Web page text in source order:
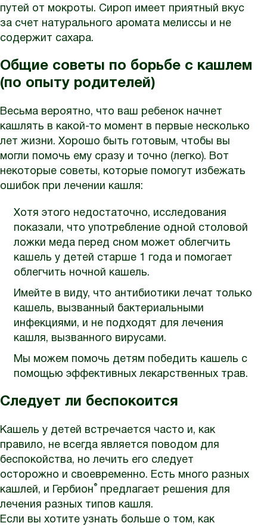
путей от мокроты. Сироп имеет приятный вкус
за счет натурального аромата мелиссы и не
содержит сахара.
Общие советы по борьбе с кашлем
(по опыту родителей)
Весьма вероятно, что ваш ребенок начнет
кашлять в какой-то момент в первые несколько
лет жизни. Хорошо быть готовым, чтобы вы
могли помочь ему сразу и точно (легко). Вот
некоторые советы, которые помогут избежать
ошибок при лечении кашля:
Хотя этого недостаточно, исследования
показали, что употребление одной столовой
ложки меда перед сном может облегчить
кашель у детей старше 1 года и помогает
облегчить ночной кашель.
Имейте в виду, что антибиотики лечат только
кашель, вызванный бактериальными
инфекциями, и не подходят для лечения
кашля, вызванного вирусами.
Мы можем помочь детям победить кашель с
помощью эффективных лекарственных трав.
Следует ли беспокоится
Кашель у детей встречается часто и, как
правило, не всегда является поводом для
беспокойства, но лечить его следует
осторожно и своевременно. Есть много разных
кашлей, и Гербион® предлагает решения для
лечения разных типов кашля.
Если вы хотите узнать больше о том, как